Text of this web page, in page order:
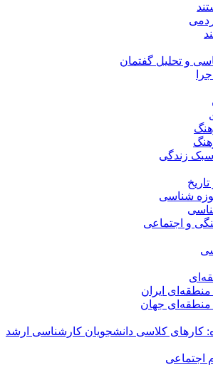
و تحلیل گفتمان
زندگی
شناسی
و اجتماعی
ایران
جهان
کارهای کلاسی دانشجویان کارشناسی ارشد
اجتماعی